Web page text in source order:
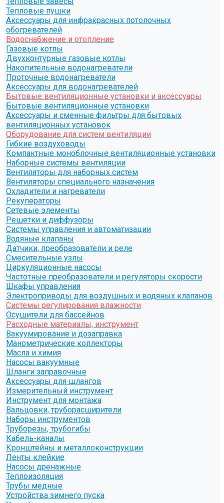
Тепловые пушки
Аксессуары для инфракрасных потолочных
обогревателей
Водоснабжение и отопление
Газовые котлы
Двухконтурные газовые котлы
Накопительные водонагреватели
Проточные водонагреватели
Аксессуары для водонагревателей
Бытовые вентиляционные установки и аксессуары
Бытовые вентиляционные установки
Аксессуары и сменные фильтры для бытовых
вентиляционных установок
Оборудование для систем вентиляции
Гибкие воздуховоды
Компактные моноблочные вентиляционные установки
Наборные системы вентиляции
Вентиляторы для наборных систем
Вентиляторы специального назначения
Охладители и нагреватели
Рекуператоры
Сетевые элементы
Решетки и диффузоры
Системы управления и автоматизации
Водяные клапаны
Датчики, преобразователи и реле
Смесительные узлы
Циркуляционные насосы
Частотные преобразователи и регуляторы скорости
Шкафы управления
Электроприводы для воздушных и водяных клапанов
Системы регулирования влажности
Осушители для бассейнов
Расходные материалы, инструмент
Вакуумирование и дозаправка
Манометрические коллекторы
Масла и химия
Насосы вакуумные
Шланги заправочные
Аксессуары для шлангов
Измерительный инструмент
Инструмент для монтажа
Вальцовки, труборасширители
Наборы инструментов
Труборезы, трубогибы
Кабель-каналы
Кронштейны и металлоконструкции
Ленты клейкие
Насосы дренажные
Теплоизоляция
Трубы медные
Устройства зимнего пуска